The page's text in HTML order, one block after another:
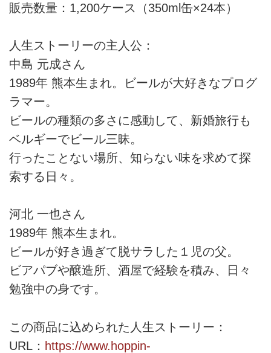
販売数量：1,200ケース（350ml缶×24本）
人生ストーリーの主人公：
中島 元成さん
1989年 熊本生まれ。ビールが大好きなプログ
ラマー。
ビールの種類の多さに感動して、新婚旅行も
ベルギーでビール三昧。
行ったことない場所、知らない味を求めて探
索する日々。
河北 一也さん
1989年 熊本生まれ。
ビールが好き過ぎて脱サラした１児の父。
ビアパブや醸造所、酒屋で経験を積み、日々
勉強中の身です。
この商品に込められた人生ストーリー：
URL： https://www.hoppin-